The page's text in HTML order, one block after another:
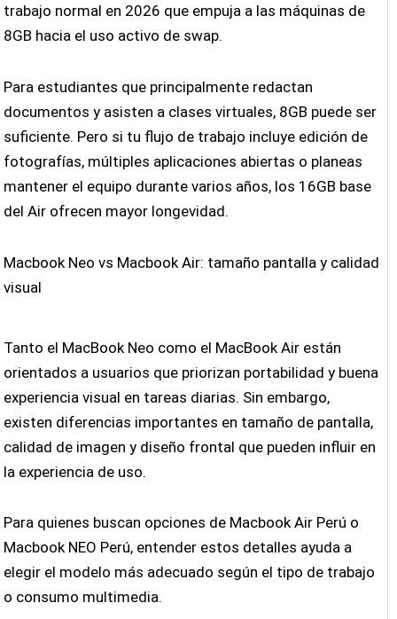
trabajo normal en 2026 que empuja a las máquinas de
8GB hacia el uso activo de swap.
Para estudiantes que principalmente redactan
documentos y asisten a clases virtuales, 8GB puede ser
suficiente. Pero si tu flujo de trabajo incluye edición de
fotografías, múltiples aplicaciones abiertas o planeas
mantener el equipo durante varios años, los 16GB base
del Air ofrecen mayor longevidad.
Macbook Neo vs Macbook Air: tamaño pantalla y calidad
visual
Tanto el MacBook Neo como el MacBook Air están
orientados a usuarios que priorizan portabilidad y buena
experiencia visual en tareas diarias. Sin embargo,
existen diferencias importantes en tamaño de pantalla,
calidad de imagen y diseño frontal que pueden influir en
la experiencia de uso.
Para quienes buscan opciones de Macbook Air Perú o
Macbook NEO Perú, entender estos detalles ayuda a
elegir el modelo más adecuado según el tipo de trabajo
o consumo multimedia.